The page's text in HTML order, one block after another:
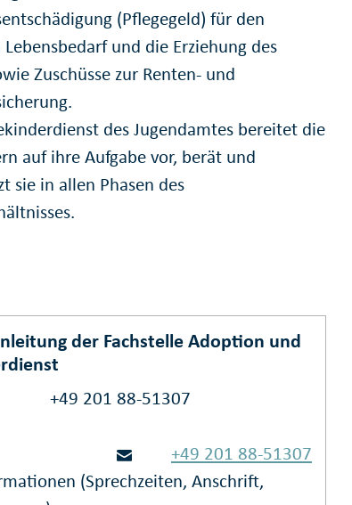
(Pflegegeld) für den
und die Erziehung des
Zuschüsse zur Renten- und
des Jugendamtes bereitet die
auf ihre Aufgabe vor, berät und
sie in allen Phasen des
der Fachstelle Adoption und
+49 201 88-51307
+49 201 88-51307
(Sprechzeiten, Anschrift,